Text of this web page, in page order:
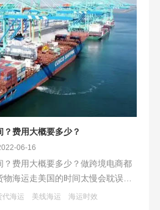
以及价格与成本等方面。美国海
，但受到多个因素的影响。选择适
了解自身需求，比较多家公司，
荐。在使用美国货代海运时，应
及与货代公司保持良好沟通。总
海运公司能够保障贸易顺利进行和
费用大概要多少？
06-16
费用大概要多少？做跨境电商都
海运走美国的时间太慢会耽误商
的FBA仓库来说，跨境卖家一般不
30天左右可以接受。再慢也就没
代海运 美线海运
海运时效